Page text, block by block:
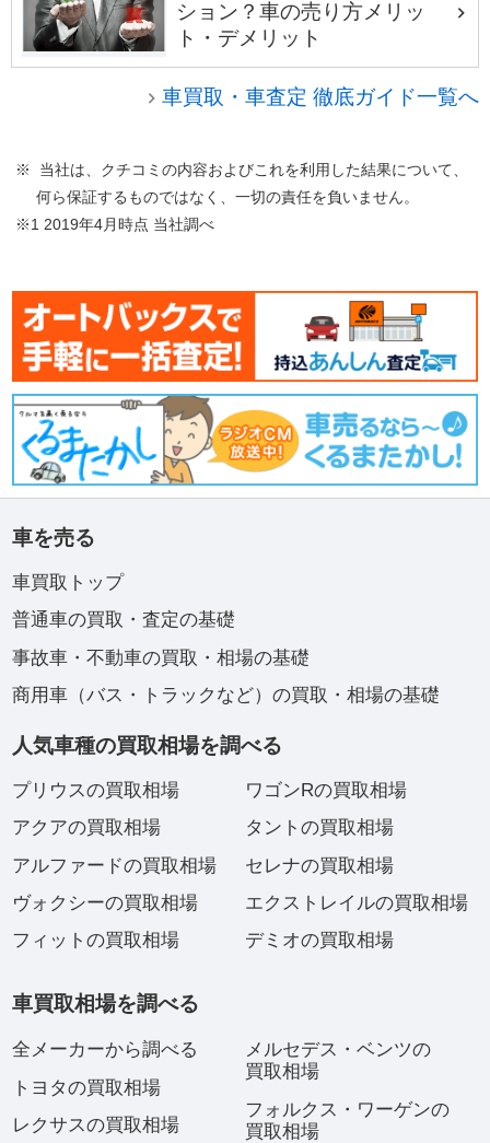
ション？車の売り方メリッ
ト・デメリット
車買取・車査定 徹底ガイド一覧へ
※ 当社は、クチコミの内容およびこれを利用した結果について、
何ら保証するものではなく、一切の責任を負いません。
※1 2019年4月時点 当社調べ
車を売る
車買取トップ
普通車の買取・査定の基礎
事故車・不動車の買取・相場の基礎
商用車（バス・トラックなど）の買取・相場の基礎
人気車種の買取相場を調べる
プリウスの買取相場
アクアの買取相場
アルファードの買取相場
ヴォクシーの買取相場
フィットの買取相場
ワゴンRの買取相場
タントの買取相場
セレナの買取相場
エクストレイルの買取相場
デミオの買取相場
車買取相場を調べる
全メーカーから調べる
トヨタの買取相場
レクサスの買取相場
メルセデス・ベンツの
買取相場
フォルクス・ワーゲンの
買取相場